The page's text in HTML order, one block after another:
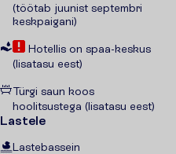
(töötab juunist septembri
keskpaigani)
Hotellis on spaa-keskus
(lisatasu eest)
Türgi saun koos
hoolitsustega (lisatasu eest)
Lastele
Lastebassein